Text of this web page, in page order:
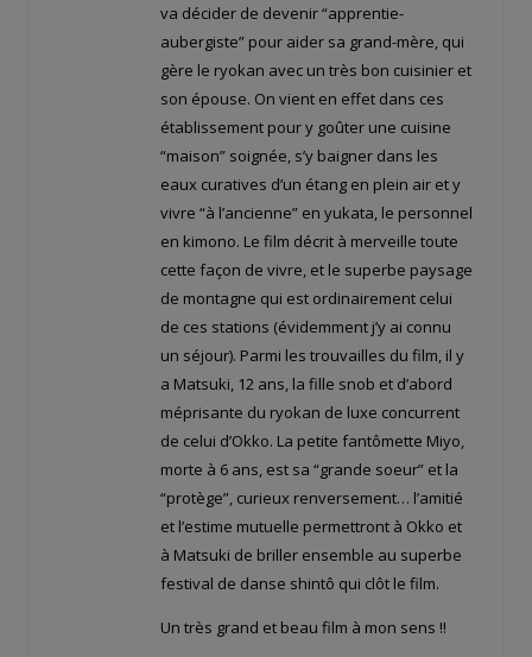
va décider de devenir “apprentie-
aubergiste” pour aider sa grand-mère, qui
gère le ryokan avec un très bon cuisinier et
son épouse. On vient en effet dans ces
établissement pour y goûter une cuisine
“maison” soignée, s’y baigner dans les
eaux curatives d’un étang en plein air et y
vivre “à l’ancienne” en yukata, le personnel
en kimono. Le film décrit à merveille toute
cette façon de vivre, et le superbe paysage
de montagne qui est ordinairement celui
de ces stations (évidemment j’y ai connu
un séjour). Parmi les trouvailles du film, il y
a Matsuki, 12 ans, la fille snob et d’abord
méprisante du ryokan de luxe concurrent
de celui d’Okko. La petite fantômette Miyo,
morte à 6 ans, est sa “grande soeur” et la
“protège”, curieux renversement… l’amitié
et l’estime mutuelle permettront à Okko et
à Matsuki de briller ensemble au superbe
festival de danse shintô qui clôt le film.
Un très grand et beau film à mon sens !!